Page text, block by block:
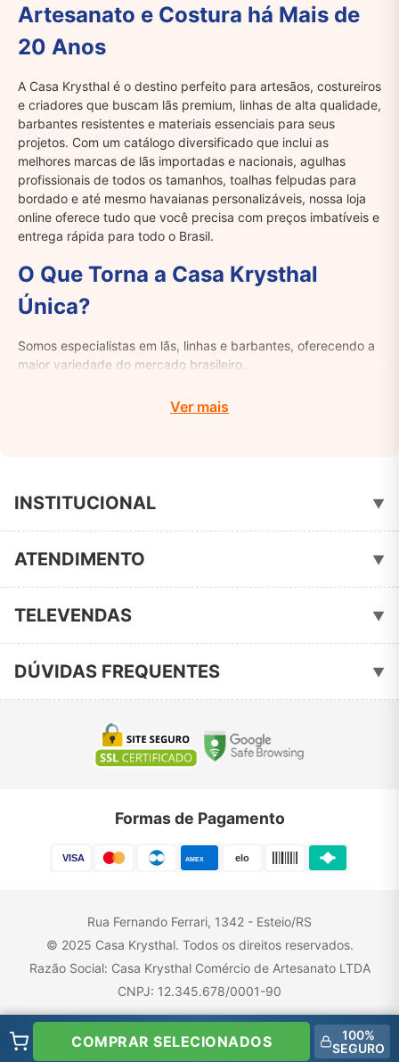
COMPRAR SELECIONADOS
100%
SEGURO
Artesanato e Costura há Mais de
20 Anos
A Casa Krysthal é o destino perfeito para artesãos, costureiros
e criadores que buscam lãs premium, linhas de alta qualidade,
barbantes resistentes e materiais essenciais para seus
projetos. Com um catálogo diversificado que inclui as
melhores marcas de lãs importadas e nacionais, agulhas
profissionais de todos os tamanhos, toalhas felpudas para
bordado e até mesmo havaianas personalizáveis, nossa loja
online oferece tudo que você precisa com preços imbatíveis e
entrega rápida para todo o Brasil.
O Que Torna a Casa Krysthal
Única?
Somos especialistas em lãs, linhas e barbantes, oferecendo a
maior variedade do mercado brasileiro...
Ver mais
INSTITUCIONAL ▼
Quem Somos
Política de Privacidade
ATENDIMENTO ▼
Fale Conosco
TELEVENDAS ▼
📞 51-3461-3051
krysthal.aviamentos@gmail.com
DÚVIDAS FREQUENTES ▼
Como Comprar
Frete e Prazos de Entrega
Veja como é seguro comprar
Formas de Pagamento
VISA AMEX elo
Rua Fernando Ferrari, 1342 - Esteio/RS
© 2025 Casa Krysthal. Todos os direitos reservados.
Razão Social: Casa Krysthal Comércio de Artesanato LTDA
CNPJ: 12.345.678/0001-90
Desenvolvido com ♥ por Casa Krysthal